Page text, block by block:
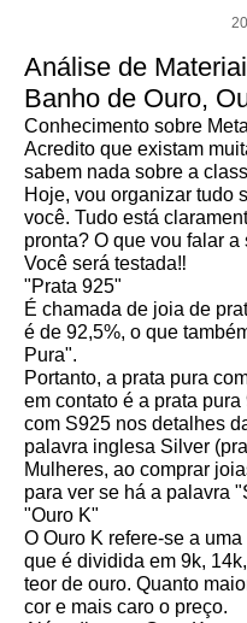
Análise de
Banho de Ouro,
Conhecimento sobre
Acredito que existam
sabem nada sobre a
Hoje, vou organizar tudo
você. Tudo está
pronta? O que vou falar
Você será testada‼ ️
"Prata 925"
É chamada de joia de
é de 92,5%, o que
Pura".
Portanto, a prata pura
em contato é a prata
com S925 nos detalhes
palavra inglesa Silver
Mulheres, ao comprar
para ver se há a palavra
"Ouro K"
O Ouro K refere-se a
que é dividida em 9k,
teor de ouro. Quanto
cor e mais caro o preço.